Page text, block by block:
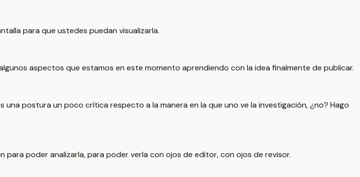
para que ustedes puedan visualizarla.
aspectos que estamos en este momento aprendiendo con la idea finalmente de publicar.
postura un poco crítica respecto a la manera en la que uno ve la investigación, ¿no? Hago
poder analizarla, para poder verla con ojos de editor, con ojos de revisor.